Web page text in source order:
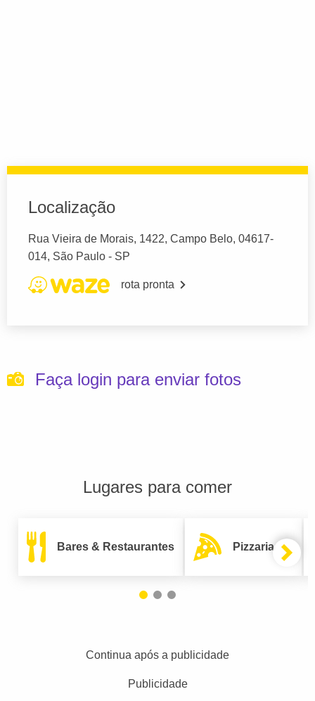
Localização
Rua Vieira de Morais, 1422, Campo Belo, 04617-
014, São Paulo - SP
rota pronta
Faça login para enviar fotos
Lugares para comer
Bares & Restaurantes Pizzarias
Continua após a publicidade
Publicidade